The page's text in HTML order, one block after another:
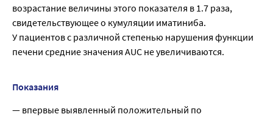
возрастание величины этого показателя в 1.7 раза,
свидетельствующее о кумуляции иматиниба.
У пациентов с различной степенью нарушения функции
печени средние значения AUC не увеличиваются.
Показания
— впервые выявленный положительный по